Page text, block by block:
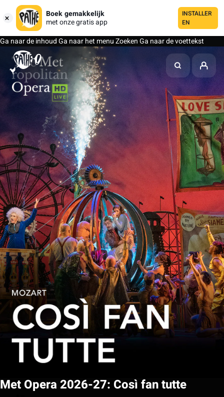
Boek gemakkelijk
met onze gratis app
INSTALLER
EN
Ga naar de inhoudGa naar het menuZoekenGa naar de voettekst
Met Opera 2026-27: Così fan tutte